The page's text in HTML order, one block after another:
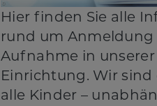
Hier finden Sie alle
rund um Anmeldung
Aufnahme in unserer
Einrichtung. Wir
alle Kinder –